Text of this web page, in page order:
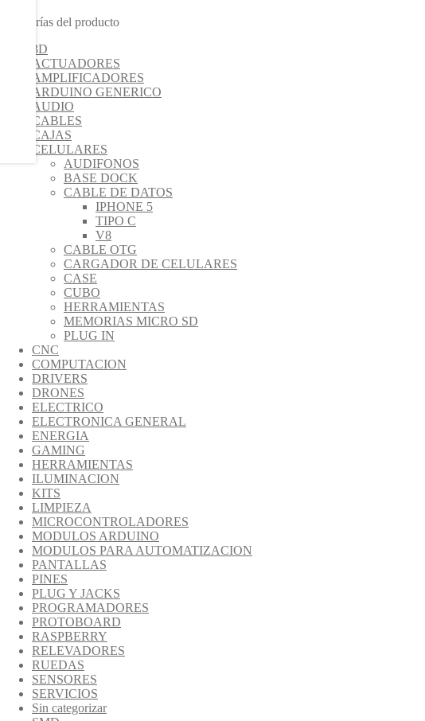
Categorías del producto
3D
ACTUADORES
AMPLIFICADORES
ARDUINO GENERICO
AUDIO
CABLES
CAJAS
CELULARES
AUDIFONOS
BASE DOCK
CABLE DE DATOS
IPHONE 5
TIPO C
V8
CABLE OTG
CARGADOR DE CELULARES
CASE
CUBO
HERRAMIENTAS
MEMORIAS MICRO SD
PLUG IN
CNC
COMPUTACION
DRIVERS
DRONES
ELECTRICO
ELECTRONICA GENERAL
ENERGIA
GAMING
HERRAMIENTAS
ILUMINACION
KITS
LIMPIEZA
MICROCONTROLADORES
MODULOS ARDUINO
MODULOS PARA AUTOMATIZACION
PANTALLAS
PINES
PLUG Y JACKS
PROGRAMADORES
PROTOBOARD
RASPBERRY
RELEVADORES
RUEDAS
SENSORES
SERVICIOS
Sin categorizar